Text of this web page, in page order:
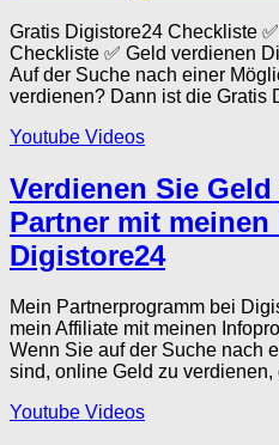
Gratis Digistore24 Checkliste
Checkliste ✅ Geld
Auf der Suche nach einer
verdienen? Dann ist die Gratis
Youtube Videos
Verdienen Sie
Partner mit
Digistore24
Mein Partnerprogramm bei
mein Affiliate mit meinen
Wenn Sie auf der Suche nach
sind, online Geld zu verdienen,
Youtube Videos